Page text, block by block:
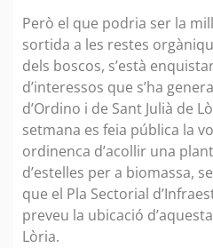
Però el que podria ser la
sortida a les restes
dels boscos, s’està
d’interessos que s’ha
d’Ordino i de Sant Julià de
setmana es feia pública la
ordinenca d’acollir una
d’estelles per a biomassa,
que el Pla Sectorial
preveu la ubicació
Lòria.